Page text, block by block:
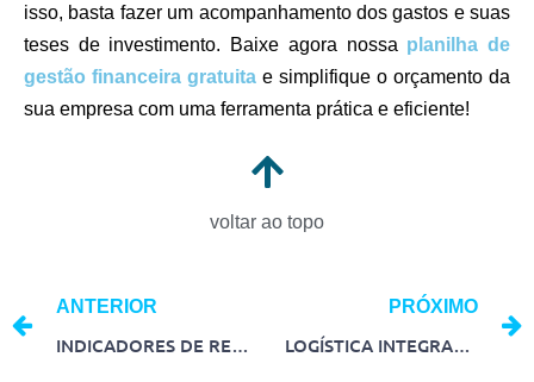
isso, basta fazer um acompanhamento dos gastos e suas
teses de investimento. Baixe agora nossa planilha de
gestão financeira gratuita e simplifique o orçamento da
sua empresa com uma ferramenta prática e eficiente!
voltar ao topo
ANTERIOR
INDICADORES DE RENTABILIDADE: COMO AUMENTAR O DESEMPENHO FINANCEIRO DA SUA EMPRESA
PRÓXIMO
LOGÍSTICA INTEGRADA: O QUE É E COMO IMPLEMENTAR NA SUA EMPRESA